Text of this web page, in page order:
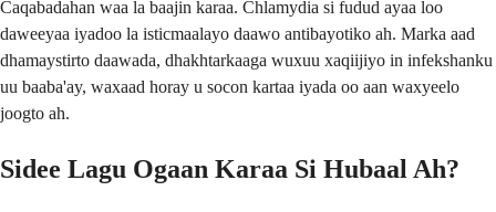
Caqabadahan waa la baajin karaa. Chlamydia si fudud ayaa loo
daweeyaa iyadoo la isticmaalayo daawo antibayotiko ah. Marka aad
dhamaystirto daawada, dhakhtarkaaga wuxuu xaqiijiyo in infekshanku
uu baaba'ay, waxaad horay u socon kartaa iyada oo aan waxyeelo
joogto ah.
Sidee Lagu Ogaan Karaa Si Hubaal Ah?